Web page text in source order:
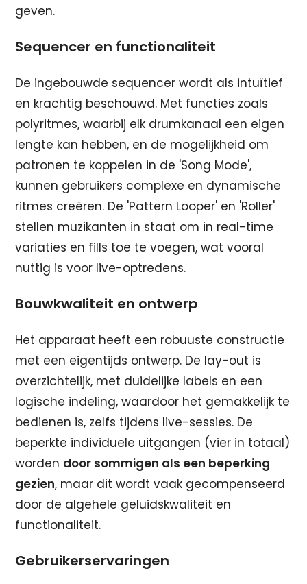
geven.
Sequencer en functionaliteit
De ingebouwde sequencer wordt als intuïtief
en krachtig beschouwd. Met functies zoals
polyritmes, waarbij elk drumkanaal een eigen
lengte kan hebben, en de mogelijkheid om
patronen te koppelen in de 'Song Mode',
kunnen gebruikers complexe en dynamische
ritmes creëren. De 'Pattern Looper' en 'Roller'
stellen muzikanten in staat om in real-time
variaties en fills toe te voegen, wat vooral
nuttig is voor live-optredens.
Bouwkwaliteit en ontwerp
Het apparaat heeft een robuuste constructie
met een eigentijds ontwerp. De lay-out is
overzichtelijk, met duidelijke labels en een
logische indeling, waardoor het gemakkelijk te
bedienen is, zelfs tijdens live-sessies. De
beperkte individuele uitgangen (vier in totaal)
worden door sommigen als een beperking
gezien, maar dit wordt vaak gecompenseerd
door de algehele geluidskwaliteit en
functionaliteit.
Gebruikerservaringen